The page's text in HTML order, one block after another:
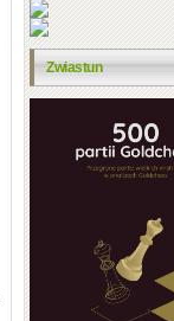
Zwiastun